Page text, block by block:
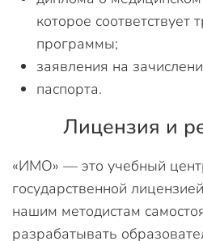
которое соответствует
программы;
заявления на
паспорта.
Лицензия и
«ИМО» — это учебный
государственной
нашим методистам
разрабатывать